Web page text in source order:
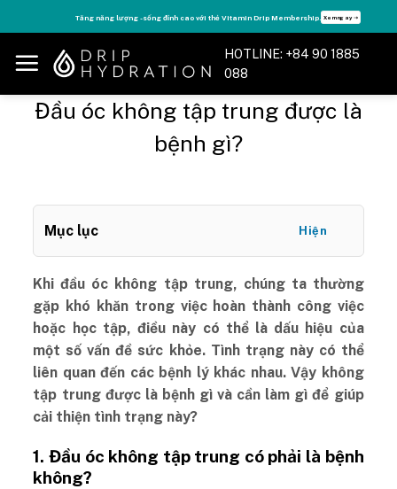
to
content
Tăng năng lượng - sống đỉnh cao với thẻ Vitamin Drip Membership. Xem ngay ➝
HOTLINE: +84 90 1885
088
Đầu óc không tập trung được là
bệnh gì?
Mục lục Hiện
Khi đầu óc không tập trung, chúng ta thường
gặp khó khăn trong việc hoàn thành công việc
hoặc học tập, điều này có thể là dấu hiệu của
một số vấn đề sức khỏe. Tình trạng này có thể
liên quan đến các bệnh lý khác nhau. Vậy không
tập trung được là bệnh gì và cần làm gì để giúp
cải thiện tình trạng này?
1. Đầu óc không tập trung có phải là bệnh
không?